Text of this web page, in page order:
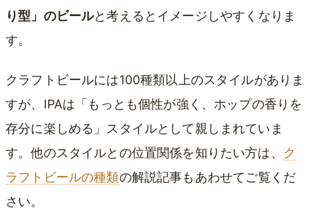
り型」のビールと考えるとイメージしやすくなりま
す。
クラフトビールには100種類以上のスタイルがありま
すが、IPAは「もっとも個性が強く、ホップの香りを
存分に楽しめる」スタイルとして親しまれていま
す。他のスタイルとの位置関係を知りたい方は、
ク
ラフトビールの種類の解説記事もあわせてご覧くだ
さい。